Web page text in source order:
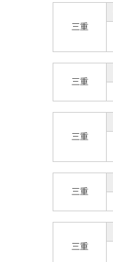
三重
三重
三重
三重
三重